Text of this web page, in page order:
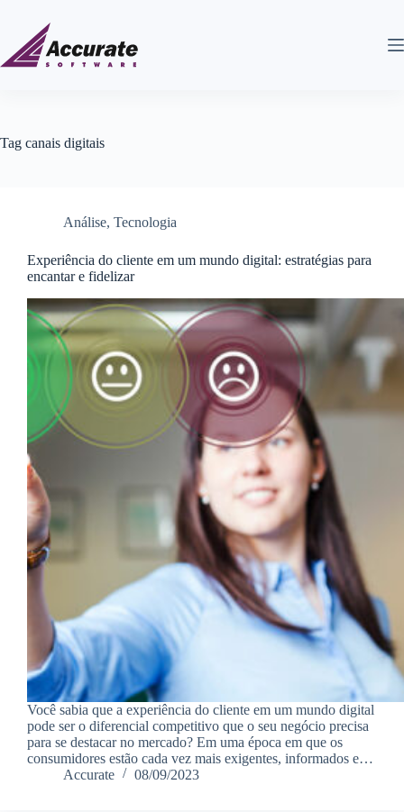
Tag canais digitais
Análise, Tecnologia
Experiência do cliente em um mundo digital: estratégias para
encantar e fidelizar
Você sabia que a experiência do cliente em um mundo digital
pode ser o diferencial competitivo que o seu negócio precisa
para se destacar no mercado? Em uma época em que os
consumidores estão cada vez mais exigentes, informados e…
Accurate
08/09/2023